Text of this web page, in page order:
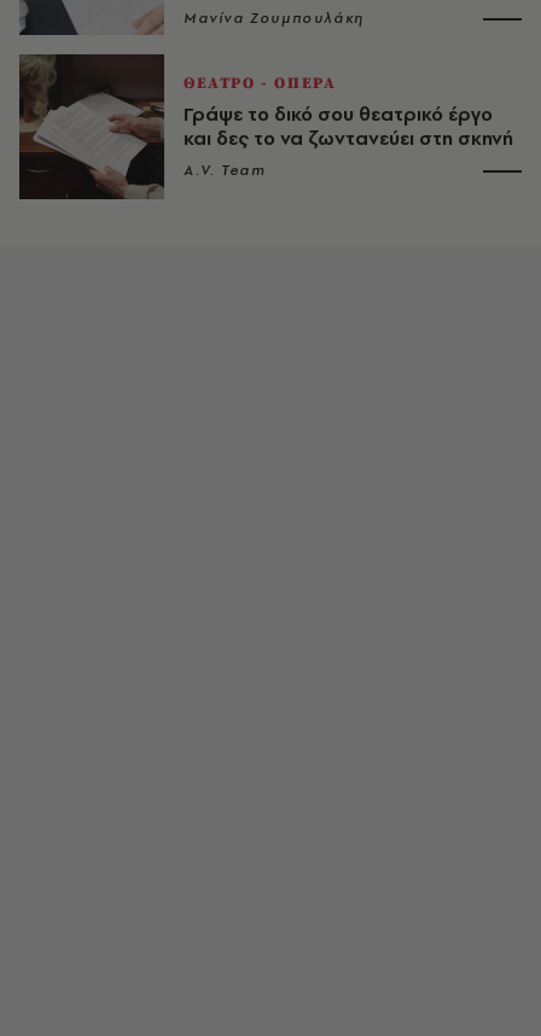
Μανίνα Ζουμπουλάκη
ΘΕΑΤΡΟ - ΟΠΕΡΑ
Γράψε το δικό σου θεατρικό έργο
και δες το να ζωντανεύει στη σκηνή
A.V. Team